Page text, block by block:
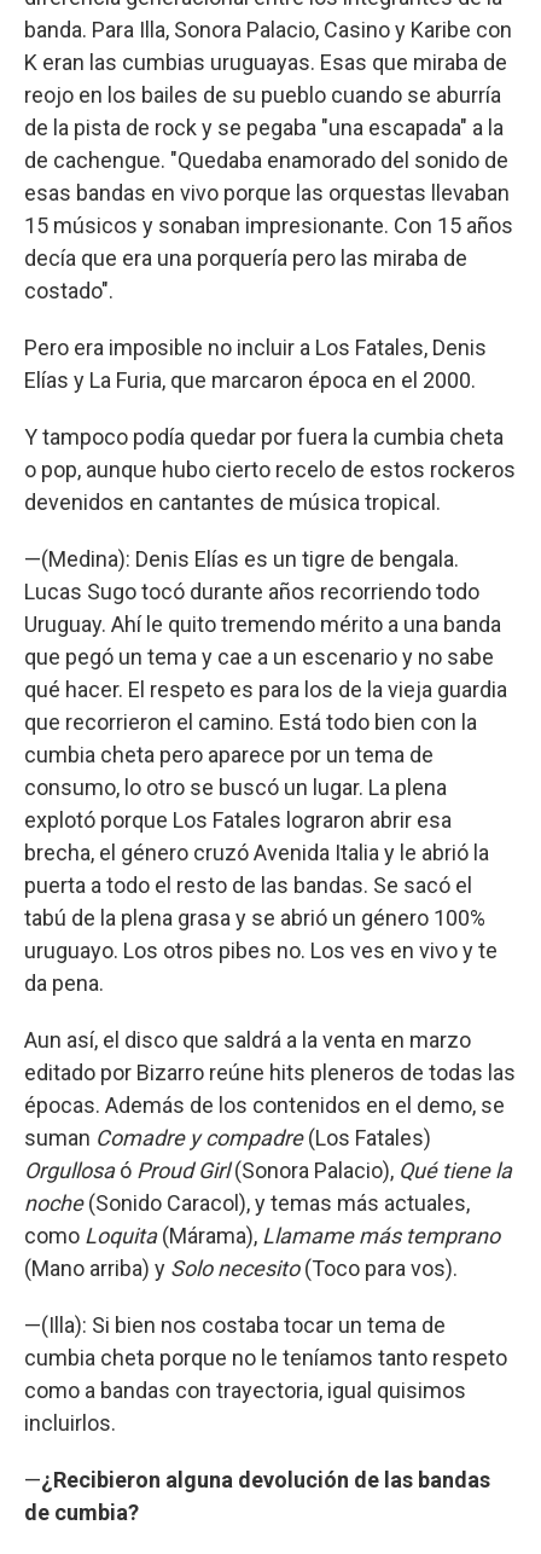
banda. Para Illa, Sonora Palacio, Casino y Karibe con
K eran las cumbias uruguayas. Esas que miraba de
reojo en los bailes de su pueblo cuando se aburría
de la pista de rock y se pegaba "una escapada" a la
de cachengue. "Quedaba enamorado del sonido de
esas bandas en vivo porque las orquestas llevaban
15 músicos y sonaban impresionante. Con 15 años
decía que era una porquería pero las miraba de
costado".
Pero era imposible no incluir a Los Fatales, Denis
Elías y La Furia, que marcaron época en el 2000.
Y tampoco podía quedar por fuera la cumbia cheta
o pop, aunque hubo cierto recelo de estos rockeros
devenidos en cantantes de música tropical.
—(Medina): Denis Elías es un tigre de bengala.
Lucas Sugo tocó durante años recorriendo todo
Uruguay. Ahí le quito tremendo mérito a una banda
que pegó un tema y cae a un escenario y no sabe
qué hacer. El respeto es para los de la vieja guardia
que recorrieron el camino. Está todo bien con la
cumbia cheta pero aparece por un tema de
consumo, lo otro se buscó un lugar. La plena
explotó porque Los Fatales lograron abrir esa
brecha, el género cruzó Avenida Italia y le abrió la
puerta a todo el resto de las bandas. Se sacó el
tabú de la plena grasa y se abrió un género 100%
uruguayo. Los otros pibes no. Los ves en vivo y te
da pena.
Aun así, el disco que saldrá a la venta en marzo
editado por Bizarro reúne hits pleneros de todas las
épocas. Además de los contenidos en el demo, se
suman Comadre y compadre(Los Fatales)
Orgullosaó Proud Girl(Sonora Palacio), Qué tiene la
noche(Sonido Caracol), y temas más actuales,
como Loquita(Márama), Llamame más temprano
(Mano arriba) y Solo necesito(Toco para vos).
—(Illa): Si bien nos costaba tocar un tema de
cumbia cheta porque no le teníamos tanto respeto
como a bandas con trayectoria, igual quisimos
incluirlos.
—¿Recibieron alguna devolución de las bandas
de cumbia?